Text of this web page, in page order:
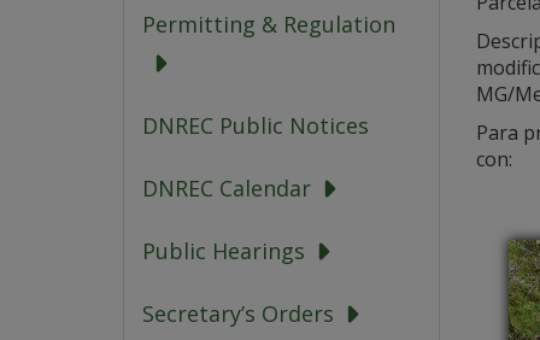
Permitting & Regulation
DNREC Public Notices
DNREC Calendar
Public Hearings
Secretary’s Orders
MG/
Para
con: